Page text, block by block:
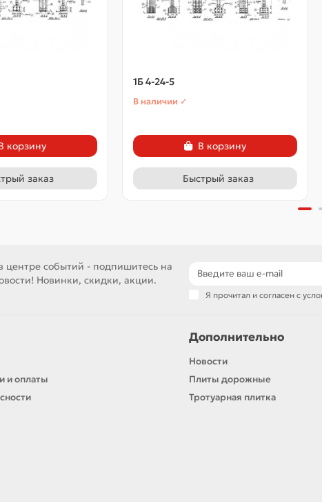
корзину
заказ
1Б 4-24-5
В наличии ✓
В корзину
Быстрый заказ
центре событий - подпишитесь на
Новинки, скидки, акции.
Я прочитал и согласен с
и оплаты
Дополнительно
Новости
Плиты дорожные
Тротуарная плитка